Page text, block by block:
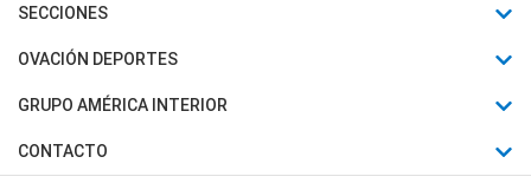
Últimas Noticias
Política
Judiciales
SECCIONES
Horóscopo
Motores
Trucos caseros
OVACIÓN DEPORTES
Fútbol
Mundial
GRUPO AMÉRICA INTERIOR
Canal 7 en Vivo
CONTACTO